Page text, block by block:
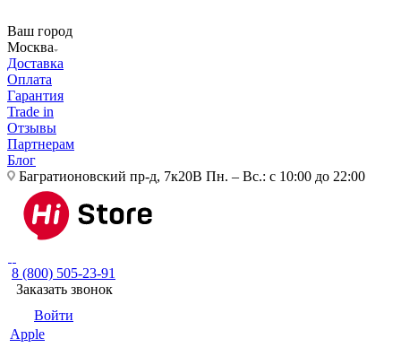
Ваш город
Москва
Доставка
Оплата
Гарантия
Trade in
Отзывы
Партнерам
Блог
Багратионовский пр-д, 7к20В Пн. – Вс.: с 10:00 до 22:00
8 (800) 505-23-91
Заказать звонок
Войти
Apple